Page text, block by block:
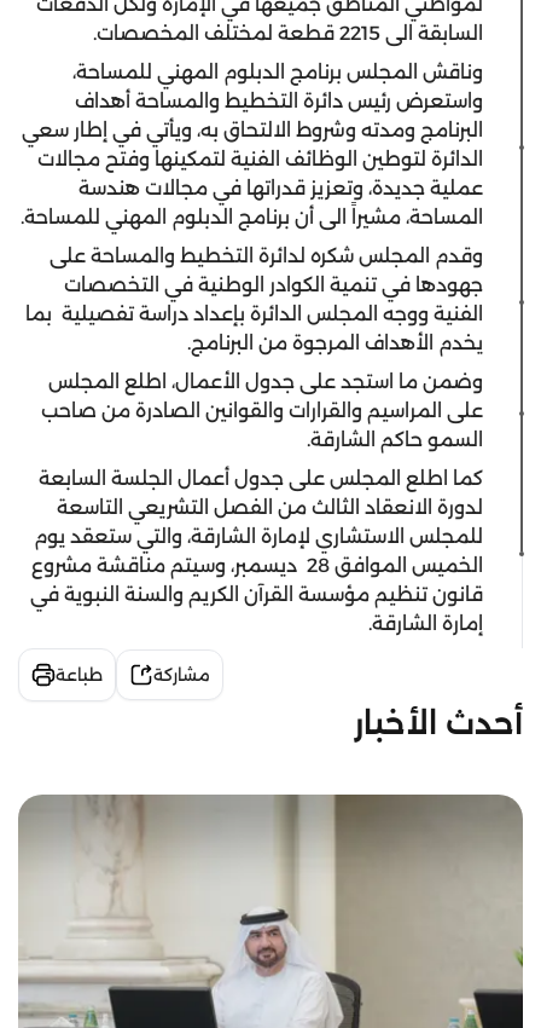
السابقة الى 2215 قطعة لمختلف المخصصات.
وناقش المجلس برنامج الدبلوم المهني للمساحة،
واستعرض رئيس دائرة التخطيط والمساحة أهداف
البرنامج ومدته وشروط الالتحاق به، ويأتي في إطار سعي
الدائرة لتوطين الوظائف الفنية لتمكينها وفتح مجالات
عملية جديدة، وتعزيز قدراتها في مجالات هندسة
المساحة، مشيراً الى أن برنامج الدبلوم المهني للمساحة.
وقدم المجلس شكره لدائرة التخطيط والمساحة على
جهودها في تنمية الكوادر الوطنية في التخصصات
الفنية ووجه المجلس الدائرة بإعداد دراسة تفصيلية بما
يخدم الأهداف المرجوة من البرنامج.
وضمن ما استجد على جدول الأعمال، اطلع المجلس
على المراسيم والقرارات والقوانين الصادرة من صاحب
السمو حاكم الشارقة.
كما اطلع المجلس على جدول أعمال الجلسة السابعة
لدورة الانعقاد الثالث من الفصل التشريعي التاسعة
للمجلس الاستشاري لإمارة الشارقة، والتي ستعقد يوم
الخميس الموافق 28 ديسمبر، وسيتم مناقشة مشروع
قانون تنظيم مؤسسة القرآن الكريم والسنة النبوية في
إمارة الشارقة.
مشاركة طباعة
أحدث الأخبار